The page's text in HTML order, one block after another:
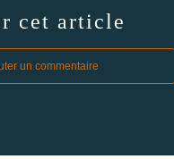
cet article
un commentaire